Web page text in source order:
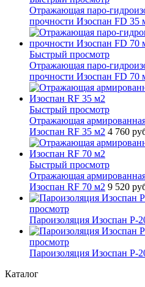
Отражающая паро-
прочности Изоспан FD 35
Быстрый просмотр
Отражающая паро-
прочности Изоспан FD 70
Быстрый просмотр
Отражающая
Изоспан RF 35 м2 4 760
Быстрый просмотр
Отражающая
Изоспан RF 70 м2 9 520
просмотр
Пароизоляция Изоспан P-
просмотр
Пароизоляция Изоспан P-
Каталог